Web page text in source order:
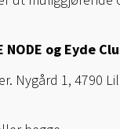
og Eyde
Nygård 1, 4790